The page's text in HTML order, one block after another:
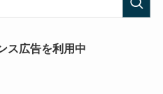
ス広告を利用中